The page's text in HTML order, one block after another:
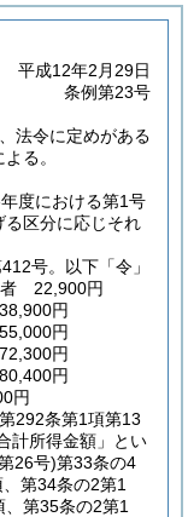
平成12年2月29日
条例第23号
法令に定めがある
る。
度における第1号
る区分に応じそれ
号。以下「令」
者 22,900円
円
円
円
円
円
第292条第1項第13
計所得金額」とい
26号)第33条の4
第34条の2第1
第35条の2第1